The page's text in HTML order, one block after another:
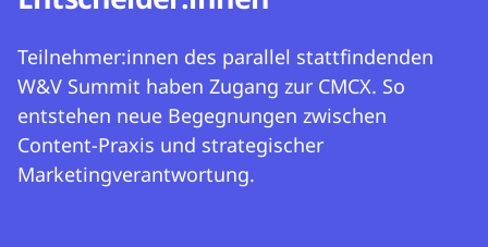
Teilnehmer:innen des parallel stattfindenden
W&V Summit haben Zugang zur CMCX. So
entstehen neue Begegnungen zwischen
Content-Praxis und strategischer
Marketingverantwortung.